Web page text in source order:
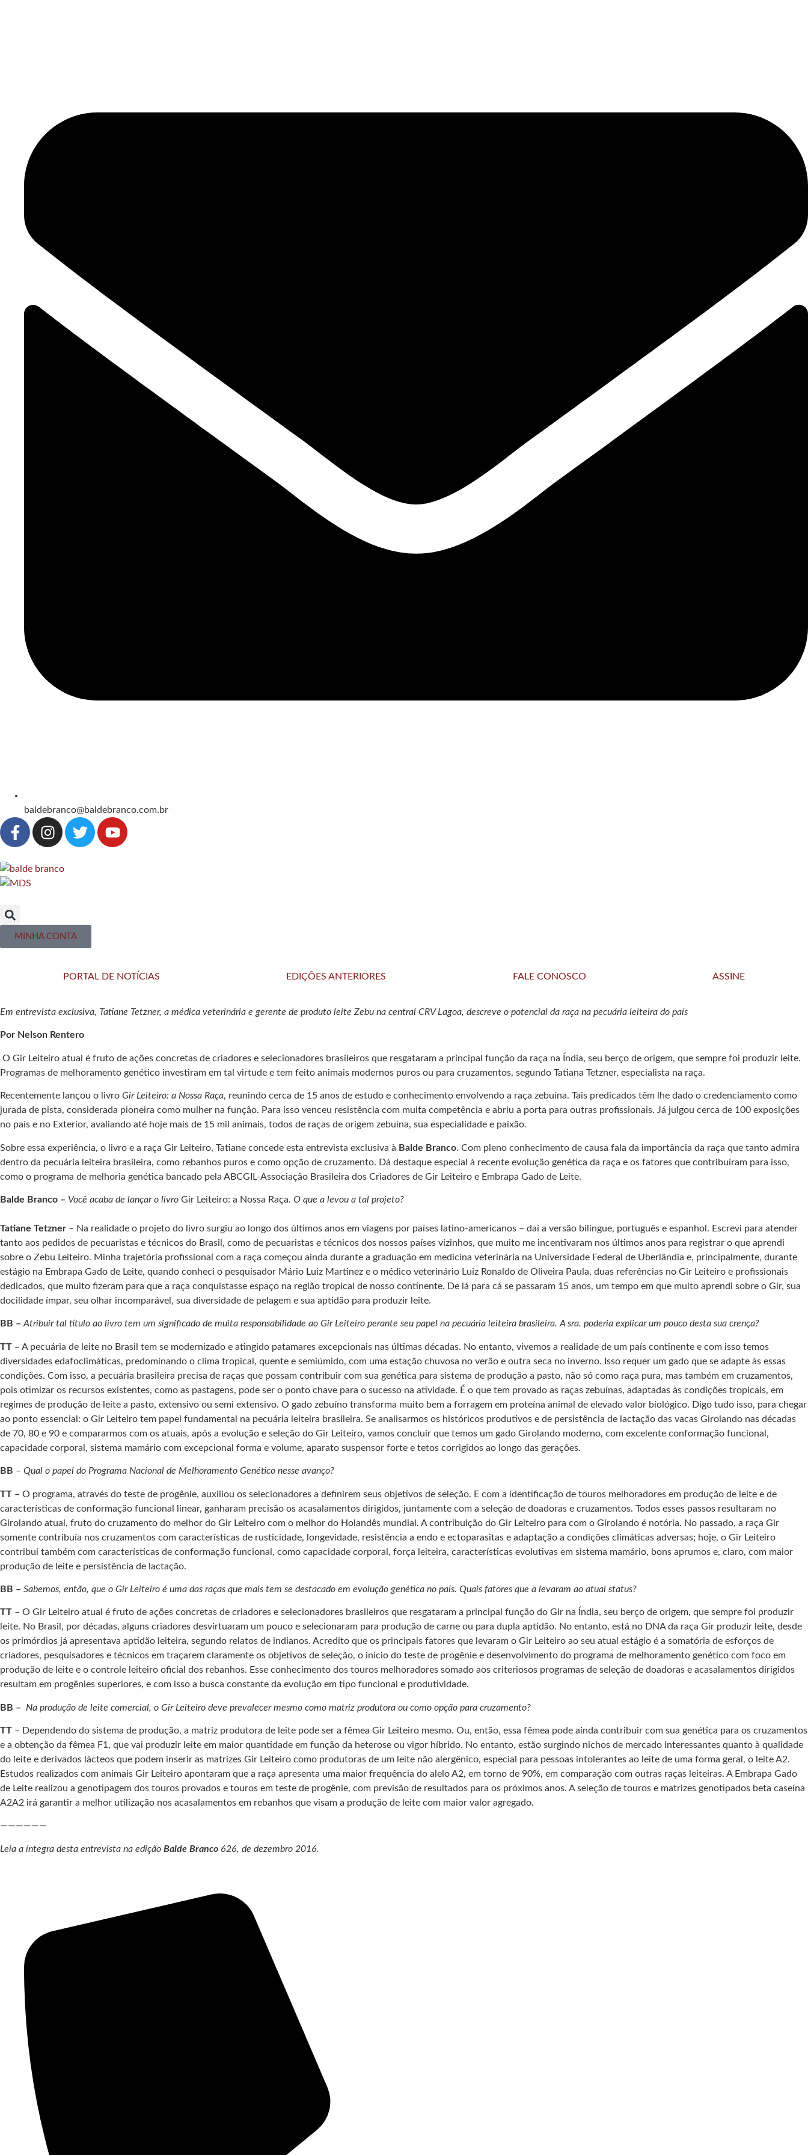
baldebranco@baldebranco.com.br
MINHA CONTA
PORTAL DE NOTÍCIAS EDIÇÕES ANTERIORES FALE CONOSCO ASSINE
Em entrevista exclusiva, Tatiane Tetzner, a médica veterinária e gerente de produto leite Zebu na central CRV Lagoa, descreve o potencial da raça na pecuária leiteira do país
Por Nelson Rentero
O Gir Leiteiro atual é fruto de ações concretas de criadores e selecionadores brasileiros que resgataram a principal função da raça na Índia, seu berço de origem, que sempre foi produzir leite.
Programas de melhoramento genético investiram em tal virtude e tem feito animais modernos puros ou para cruzamentos, segundo Tatiana Tetzner, especialista na raça.
Recentemente lançou o livro Gir Leiteiro: a Nossa Raça, reunindo cerca de 15 anos de estudo e conhecimento envolvendo a raça zebuína. Tais predicados têm lhe dado o credenciamento como
jurada de pista, considerada pioneira como mulher na função. Para isso venceu resistência com muita competência e abriu a porta para outras profissionais. Já julgou cerca de 100 exposições
no país e no Exterior, avaliando até hoje mais de 15 mil animais, todos de raças de origem zebuína, sua especialidade e paixão.
Sobre essa experiência, o livro e a raça Gir Leiteiro, Tatiane concede esta entrevista exclusiva à Balde Branco. Com pleno conhecimento de causa fala da importância da raça que tanto admira
dentro da pecuária leiteira brasileira, como rebanhos puros e como opção de cruzamento. Dá destaque especial à recente evolução genética da raça e os fatores que contribuíram para isso,
como o programa de melhoria genética bancado pela ABCGIL-Associação Brasileira dos Criadores de Gir Leiteiro e Embrapa Gado de Leite.
Balde Branco – Você acaba de lançar o livro Gir Leiteiro: a Nossa Raça. O que a levou a tal projeto?
Tatiane Tetzner – Na realidade o projeto do livro surgiu ao longo dos últimos anos em viagens por países latino-americanos – daí a versão bilíngue, português e espanhol. Escrevi para atender
tanto aos pedidos de pecuaristas e técnicos do Brasil, como de pecuaristas e técnicos dos nossos países vizinhos, que muito me incentivaram nos últimos anos para registrar o que aprendi
sobre o Zebu Leiteiro. Minha trajetória profissional com a raça começou ainda durante a graduação em medicina veterinária na Universidade Federal de Uberlândia e, principalmente, durante
estágio na Embrapa Gado de Leite, quando conheci o pesquisador Mário Luiz Martinez e o médico veterinário Luiz Ronaldo de Oliveira Paula, duas referências no Gir Leiteiro e profissionais
dedicados, que muito fizeram para que a raça conquistasse espaço na região tropical de nosso continente. De lá para cá se passaram 15 anos, um tempo em que muito aprendi sobre o Gir, sua
docilidade ímpar, seu olhar incomparável, sua diversidade de pelagem e sua aptidão para produzir leite.
BB –Atribuir tal título ao livro tem um significado de muita responsabilidade ao Gir Leiteiro perante seu papel na pecuária leiteira brasileira. A sra. poderia explicar um pouco desta sua crença?
TT – A pecuária de leite no Brasil tem se modernizado e atingido patamares excepcionais nas últimas décadas. No entanto, vivemos a realidade de um país continente e com isso temos
diversidades edafoclimáticas, predominando o clima tropical, quente e semiúmido, com uma estação chuvosa no verão e outra seca no inverno. Isso requer um gado que se adapte às essas
condições. Com isso, a pecuária brasileira precisa de raças que possam contribuir com sua genética para sistema de produção a pasto, não só como raça pura, mas também em cruzamentos,
pois otimizar os recursos existentes, como as pastagens, pode ser o ponto chave para o sucesso na atividade. É o que tem provado as raças zebuínas, adaptadas às condições tropicais, em
regimes de produção de leite a pasto, extensivo ou semi extensivo. O gado zebuíno transforma muito bem a forragem em proteína animal de elevado valor biológico. Digo tudo isso, para chegar
ao ponto essencial: o Gir Leiteiro tem papel fundamental na pecuária leiteira brasileira. Se analisarmos os históricos produtivos e de persistência de lactação das vacas Girolando nas décadas
de 70, 80 e 90 e compararmos com os atuais, após a evolução e seleção do Gir Leiteiro, vamos concluir que temos um gado Girolando moderno, com excelente conformação funcional,
capacidade corporal, sistema mamário com excepcional forma e volume, aparato suspensor forte e tetos corrigidos ao longo das gerações.
BB – Qual o papel do Programa Nacional de Melhoramento Genético nesse avanço?
TT – O programa, através do teste de progênie, auxiliou os selecionadores a definirem seus objetivos de seleção. E com a identificação de touros melhoradores em produção de leite e de
características de conformação funcional linear, ganharam precisão os acasalamentos dirigidos, juntamente com a seleção de doadoras e cruzamentos. Todos esses passos resultaram no
Girolando atual, fruto do cruzamento do melhor do Gir Leiteiro com o melhor do Holandês mundial. A contribuição do Gir Leiteiro para com o Girolando é notória. No passado, a raça Gir
somente contribuía nos cruzamentos com características de rusticidade, longevidade, resistência a endo e ectoparasitas e adaptação a condições climáticas adversas; hoje, o Gir Leiteiro
contribui também com características de conformação funcional, como capacidade corporal, força leiteira, características evolutivas em sistema mamário, bons aprumos e, claro, com maior
produção de leite e persistência de lactação.
BB – Sabemos, então, que o Gir Leiteiro é uma das raças que mais tem se destacado em evolução genética no país. Quais fatores que a levaram ao atual status?
TT – O Gir Leiteiro atual é fruto de ações concretas de criadores e selecionadores brasileiros que resgataram a principal função do Gir na Índia, seu berço de origem, que sempre foi produzir
leite. No Brasil, por décadas, alguns criadores desvirtuaram um pouco e selecionaram para produção de carne ou para dupla aptidão. No entanto, está no DNA da raça Gir produzir leite, desde
os primórdios já apresentava aptidão leiteira, segundo relatos de indianos. Acredito que os principais fatores que levaram o Gir Leiteiro ao seu atual estágio é a somatória de esforços de
criadores, pesquisadores e técnicos em traçarem claramente os objetivos de seleção, o início do teste de progênie e desenvolvimento do programa de melhoramento genético com foco em
produção de leite e o controle leiteiro oficial dos rebanhos. Esse conhecimento dos touros melhoradores somado aos criteriosos programas de seleção de doadoras e acasalamentos dirigidos
resultam em progênies superiores, e com isso a busca constante da evolução em tipo funcional e produtividade.
BB – Na produção de leite comercial, o Gir Leiteiro deve prevalecer mesmo como matriz produtora ou como opção para cruzamento?
TT – Dependendo do sistema de produção, a matriz produtora de leite pode ser a fêmea Gir Leiteiro mesmo. Ou, então, essa fêmea pode ainda contribuir com sua genética para os cruzamentos
e a obtenção da fêmea F1, que vai produzir leite em maior quantidade em função da heterose ou vigor híbrido. No entanto, estão surgindo nichos de mercado interessantes quanto à qualidade
do leite e derivados lácteos que podem inserir as matrizes Gir Leiteiro como produtoras de um leite não alergênico, especial para pessoas intolerantes ao leite de uma forma geral, o leite A2.
Estudos realizados com animais Gir Leiteiro apontaram que a raça apresenta uma maior frequência do alelo A2, em torno de 90%, em comparação com outras raças leiteiras. A Embrapa Gado
de Leite realizou a genotipagem dos touros provados e touros em teste de progênie, com previsão de resultados para os próximos anos. A seleção de touros e matrizes genotipados beta caseína
A2A2 irá garantir a melhor utilização nos acasalamentos em rebanhos que visam a produção de leite com maior valor agregado.
——————
Leia a íntegra desta entrevista na edição Balde Branco 626, de dezembro 2016.